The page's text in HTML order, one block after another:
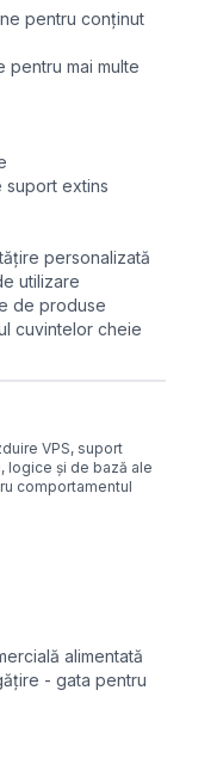
pentru conținut
mai multe
suport extins
personalizată
utilizare
de produse
cuvintelor cheie
VPS, suport
logice și de bază ale
comportamentul
alimentată
- gata pentru